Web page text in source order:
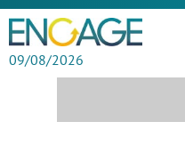
09/08/2026